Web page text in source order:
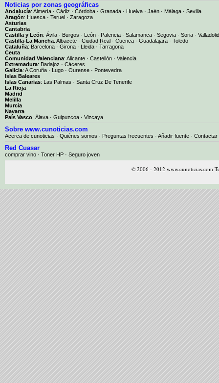
Noticias por zonas geográficas
Andalucía: Almería · Cádiz · Córdoba · Granada · Huelva · Jaén · Málaga · Sevilla
Aragón: Huesca · Teruel · Zaragoza
Asturias
Cantabria
Castilla y León: Ávila · Burgos · León · Palencia · Salamanca · Segovia · Soria · Valladolid
Castilla-La Mancha: Albacete · Ciudad Real · Cuenca · Guadalajara · Toledo
Cataluña: Barcelona · Girona · Lleida · Tarragona
Ceuta
Comunidad Valenciana: Alicante · Castellón · Valencia
Extremadura: Badajoz · Cáceres
Galicia: A Coruña · Lugo · Ourense · Pontevedra
Islas Baleares
Islas Canarias: Las Palmas · Santa Cruz De Tenerife
La Rioja
Madrid
Melilla
Murcia
Navarra
País Vasco: Álava · Guipuzcoa · Vizcaya
Sobre www.cunoticias.com
Acerca de cunoticias · Quiénes somos · Preguntas frecuentes · Añadir fuente · Contactar
Red Cuasar
comprar vino · Toner HP · Seguro joven
© 2006 - 2012 www.cunoticias.com